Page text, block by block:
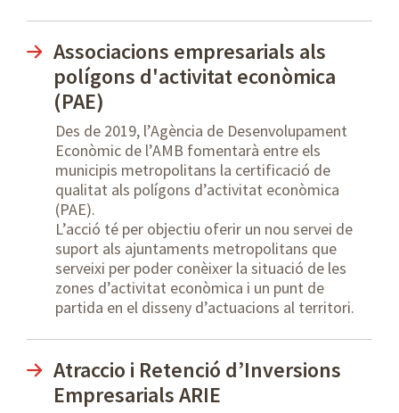
Associacions empresarials als
polígons d'activitat econòmica
(PAE)
Des de 2019, l’Agència de Desenvolupament
Econòmic de l’AMB fomentarà entre els
municipis metropolitans la certificació de
qualitat als polígons d’activitat econòmica
(PAE).
L’acció té per objectiu oferir un nou servei de
suport als ajuntaments metropolitans que
serveixi per poder conèixer la situació de les
zones d’activitat econòmica i un punt de
partida en el disseny d’actuacions al territori.
Atraccio i Retenció d’Inversions
Empresarials ARIE